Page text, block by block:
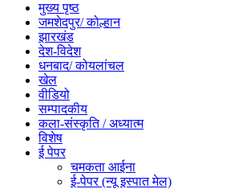
मुख्य पृष्ठ
जमशेदपुर/ कोल्हान
झारखंड
देश-विदेश
धनबाद/ कोयलांचल
खेल
वीडियो
सम्पादकीय
कला-संस्कृति / अध्यात्म
विशेष
ई पेपर
चमकता आईना
ई-पेपर (न्यू इस्पात मेल)